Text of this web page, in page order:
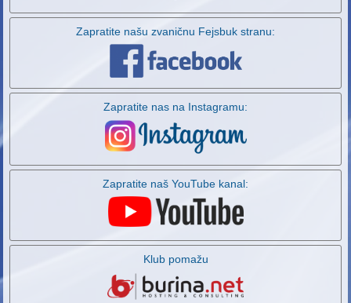
Zapratite našu zvaničnu Fejsbuk stranu:
Zapratite nas na Instagramu:
Zapratite naš YouTube kanal:
Klub pomažu